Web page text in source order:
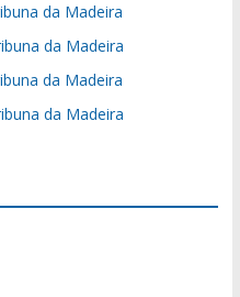
da Madeira
da Madeira
da Madeira
da Madeira